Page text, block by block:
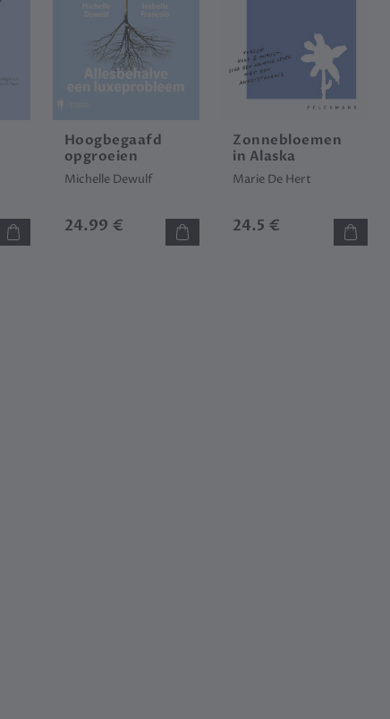
Hoogbegaafd
opgroeien
Michelle Dewulf
24.99 €
Zonnebloemen
in Alaska
Marie De Hert
24.5 €